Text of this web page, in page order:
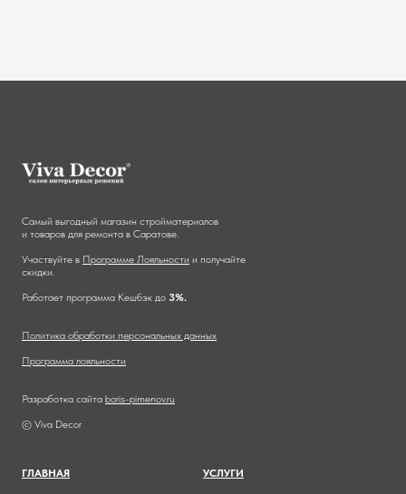
Самый выгодный магазин стройматериалов
и товаров для ремонта в Саратове.
Участвуйте в Программе Лояльности и получайте
скидки.
Работает программа Кешбэк до 3%.
Политика обработки персональных данных
Программа лояльности
Разработка сайта boris-pimenov.ru
© Viva Decor
ГЛАВНАЯ УСЛУГИ